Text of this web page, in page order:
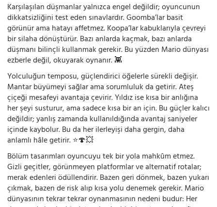
Karşılaşılan düşmanlar yalnızca engel değildir; oyuncunun
dikkatsizliğini test eden sınavlardır. Goomba’lar basit
görünür ama hatayı affetmez. Koopa’lar kabuklarıyla çevreyi
bir silaha dönüştürür. Bazı anlarda kaçmak, bazı anlarda
düşmanı bilinçli kullanmak gerekir. Bu yüzden Mario dünyası
ezberle değil, okuyarak oynanır. 👾
Yolculuğun temposu, güçlendirici öğelerle sürekli değişir.
Mantar büyümeyi sağlar ama sorumluluk da getirir. Ateş
çiçeği mesafeyi avantaja çevirir. Yıldız ise kısa bir anlığına
her şeyi susturur, ama sadece kısa bir an için. Bu güçler kalıcı
değildir; yanlış zamanda kullanıldığında avantaj saniyeler
içinde kaybolur. Bu da her ilerleyişi daha gergin, daha
anlamlı hâle getirir. ⭐🍄💥
Bölüm tasarımları oyuncuyu tek bir yola mahkûm etmez.
Gizli geçitler, görünmeyen platformlar ve alternatif rotalar;
merak edenleri ödüllendirir. Bazen geri dönmek, bazen yukarı
çıkmak, bazen de risk alıp kısa yolu denemek gerekir. Mario
dünyasının tekrar tekrar oynanmasının nedeni budur: Her